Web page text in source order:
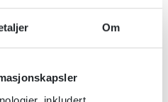
Om